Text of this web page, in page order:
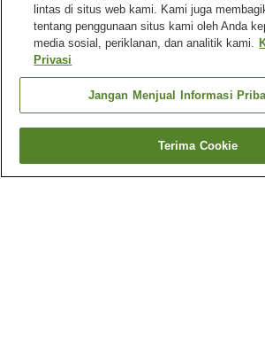
Kembali
lintas di situs web kami. Kami juga
tentang penggunaan situs kami oleh Anda
media sosial, periklanan, dan analitik kami.
Privasi
Jangan Menjual Informasi
Terima Cookie